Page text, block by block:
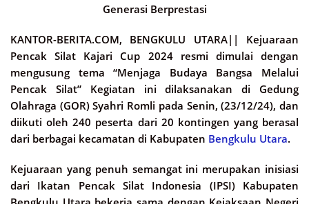
Generasi Berprestasi
KANTOR-BERITA.COM, BENGKULU UTARA||
Kejuaraan
Pencak Silat Kajari Cup 2024 resmi dimulai dengan
mengusung tema “Menjaga Budaya Bangsa Melalui
Pencak Silat” Kegiatan ini dilaksanakan di Gedung
Olahraga (GOR) Syahri Romli pada Senin, (23/12/24), dan
diikuti oleh 240 peserta dari 20 kontingen yang berasal
dari berbagai kecamatan di Kabupaten Bengkulu Utara.
Kejuaraan yang penuh semangat ini merupakan inisiasi
dari Ikatan Pencak Silat Indonesia (IPSI) Kabupaten